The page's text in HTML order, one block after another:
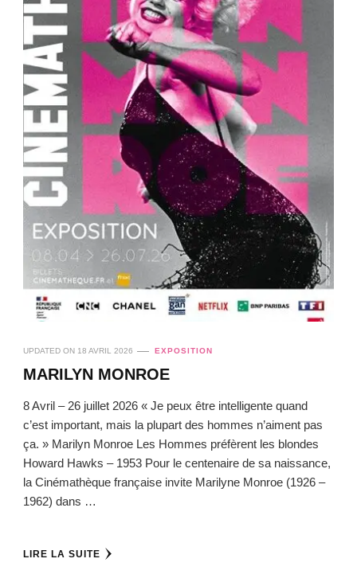
UPDATED ON 18 AVRIL 2026 EXPOSITION
MARILYN MONROE
8 Avril – 26 juillet 2026 « Je peux être intelligente quand
c’est important, mais la plupart des hommes n’aiment pas
ça. » Marilyn Monroe Les Hommes préfèrent les blondes
Howard Hawks – 1953 Pour le centenaire de sa naissance,
la Cinémathèque française invite Marilyne Monroe (1926 –
1962) dans …
LIRE LA SUITE